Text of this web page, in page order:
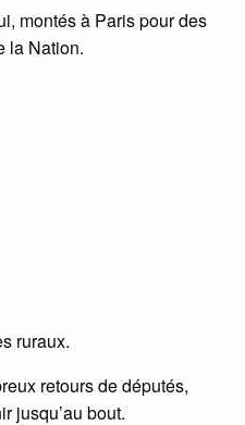
montés à Paris pour des
la Nation.
ruraux.
retours de députés,
jusqu’au bout.